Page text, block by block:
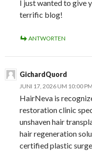
I just wanted to give
terrific blog!
ANTWORTEN
GichardQuord
JUNI 17, 2026 UM 10:00 PM
HairNeva is
restoration clinic
unshaven hair
hair regeneration
certified plastic